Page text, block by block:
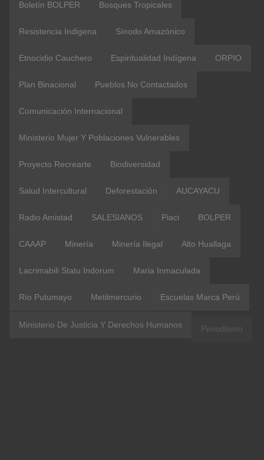
Boletín BOLPER Bosques Tropicales
Resistencia Indigena Sínodo Amazónico
Etnocidio Cauchero Espiritualidad Indígena ORPIO
Plan Binacional Pueblos No Contactados
Comunicación Internacional
Ministerio Mujer Y Poblaciones Vulnerables
Proyecto Recrearte Biodiversidad
Salud Intercultural Deforestación AUCAYACU
Radio Amistad SALESIANOS Piaci BOLPER
CAAAP Minería Minería Ilegal Alto Huallaga
Lacrimabili Statu Indorum Maria Inmaculada
Río Putumayo Metilmercurio Escuelas Marca Perú
Ministerio De Justicia Y Derechos Humanos